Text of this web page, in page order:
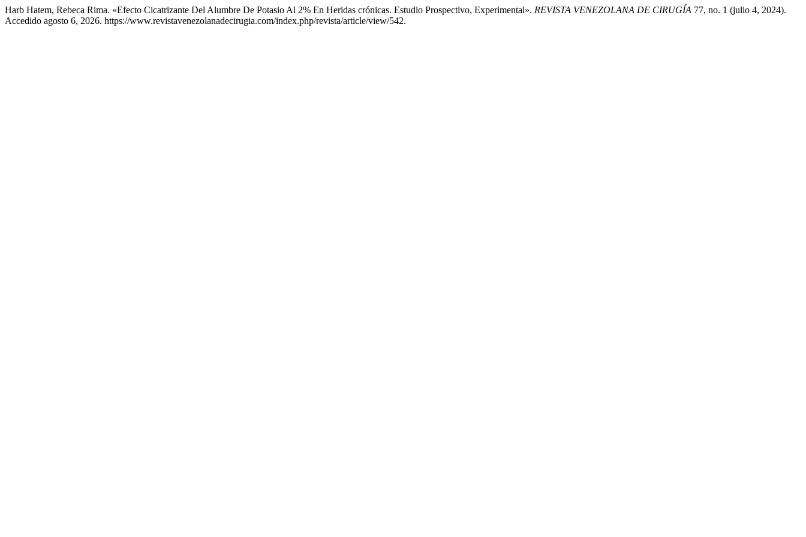
Harb Hatem, Rebeca Rima. «Efecto Cicatrizante Del Alumbre De Potasio Al 2% En Heridas crónicas. Estudio Prospectivo, Experimental». REVISTA VENEZOLANA DE CIRUGÍA 77, no. 1 (julio 4, 2024).
Accedido agosto 6, 2026. https://www.revistavenezolanadecirugia.com/index.php/revista/article/view/542.